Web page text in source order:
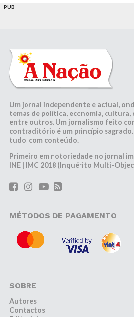
PUB
Um jornal independente e actual,
temas de política, economia, cultura,
entre outros. Um jornalismo feito
contraditório é um princípio sagrado.
tudo, com conteúdo.
Primeiro em notoriedade no jornal
INE | IMC 2018 (Inquérito Multi-
MÉTODOS DE PAGAMENTO
SOBRE
Autores
Contactos